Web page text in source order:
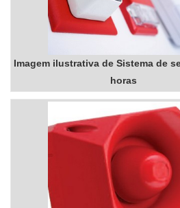
aspiração, com
Fire Protec
com proteção
soluções para
relativas à
contra i...
Imagem ilustrativa de Sistema de
horas